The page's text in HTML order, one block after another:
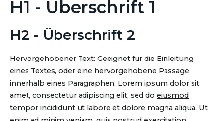
H1 - Überschrift 1
H2 - Überschrift 2
Hervorgehobener Text: Geeignet für die Einleitung
eines Textes, oder eine hervorgehobene Passage
innerhalb eines Paragraphen. Lorem ipsum dolor sit
amet, consectetur adipiscing elit, sed do eiusmod
tempor incididunt ut labore et dolore magna aliqua. Ut